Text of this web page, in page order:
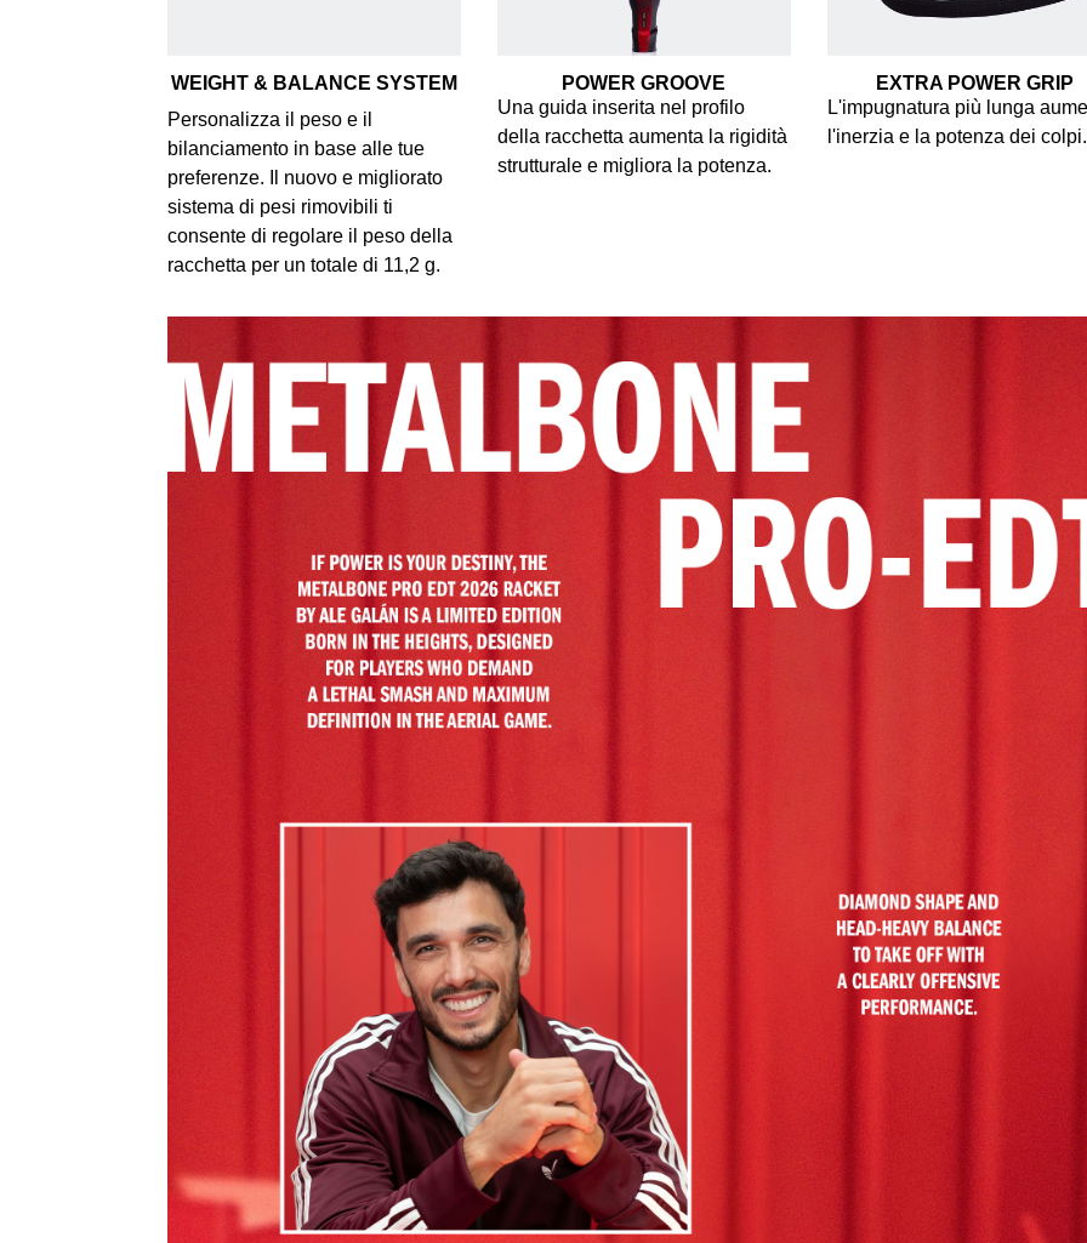
WEIGHT & BALANCE SYSTEM
Personalizza il peso e il
bilanciamento in base alle tue
preferenze. Il nuovo e migliorato
sistema di pesi rimovibili ti
consente di regolare il peso della
racchetta per un totale di 11,2 g.
POWER GROOVE
Una guida inserita nel profilo
della racchetta aumenta la rigidità
strutturale e migliora la potenza.
EXTRA POWER GRIP
L'impugnatura più lunga
l'inerzia e la potenza dei colpi.